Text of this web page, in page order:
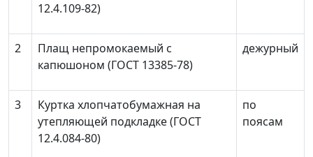
12.4.109-82)
2
Плащ непромокаемый с
капюшоном (ГОСТ 13385-78)
дежурный
3
Куртка хлопчатобумажная на
утепляющей подкладке (ГОСТ
12.4.084-80)
по
поясам